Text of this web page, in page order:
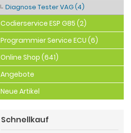
Diagnose Tester VAG (4)
Codierservice ESP G85 (2)
Programmier Service ECU (6)
Online Shop (641)
Angebote
Neue Artikel
Schnellkauf